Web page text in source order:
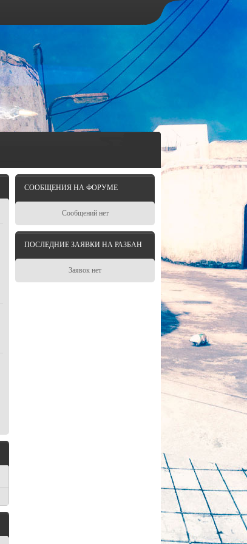
СООБЩЕНИЯ НА ФОРУМЕ
Сообщений нет
ПОСЛЕДНИЕ ЗАЯВКИ НА РАЗБАН
Заявок нет